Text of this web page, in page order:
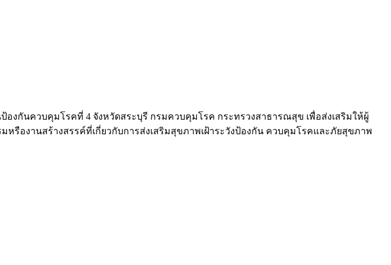
องกันควบคุมโรคที่ 4 จังหวัดสระบุรี กรมควบคุมโรค กระทรวงสาธารณสุข เพื่อส่งเสริมให้ผู้
รืองานสร้างสรรค์ที่เกี่ยวกับการส่งเสริมสุขภาพเฝ้าระวังป้องกัน ควบคุมโรคและภัยสุขภาพ